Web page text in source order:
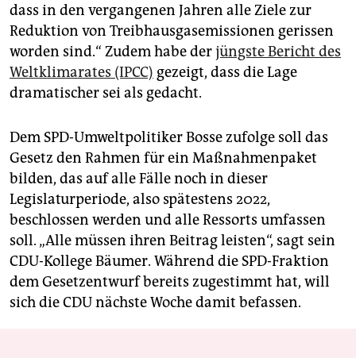
dass in den vergangenen Jahren alle Ziele zur
Reduktion von Treibhausgasemissionen gerissen
worden sind.“ Zudem habe derjüngste Bericht des
Weltklimarates (IPCC) gezeigt, dass die Lage
dramatischer sei als gedacht.
Dem SPD-Umweltpolitiker Bosse zufolge soll das
Gesetz den Rahmen für ein Maßnahmenpaket
bilden, das auf alle Fälle noch in dieser
Legislaturperiode, also spätestens 2022,
beschlossen werden und alle Ressorts umfassen
soll. „Alle müssen ihren Beitrag leisten“, sagt sein
CDU-Kollege Bäumer. Während die SPD-Fraktion
dem Gesetzentwurf bereits zugestimmt hat, will
sich die CDU nächste Woche damit befassen.